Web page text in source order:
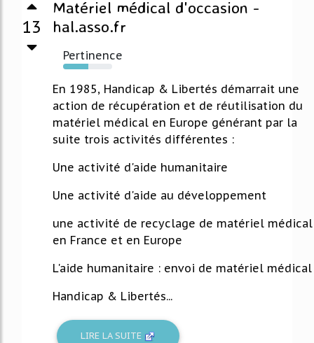
13
Matériel médical d'occasion -
hal.asso.fr
Pertinence
51%
En 1985, Handicap & Libertés démarrait une
action de récupération et de réutilisation du
matériel médical en Europe générant par la
suite trois activités différentes :
Une activité d'aide humanitaire
Une activité d'aide au développement
une activité de recyclage de matériel médical
en France et en Europe
L'aide humanitaire : envoi de matériel médical
Handicap & Libertés...
LIRE LA SUITE